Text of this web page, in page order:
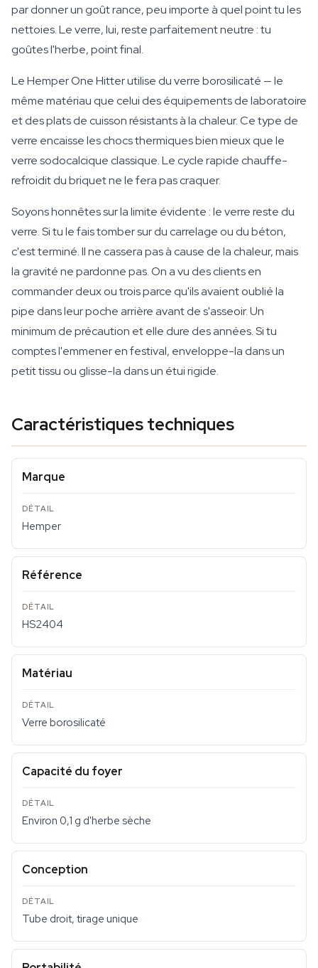
par donner un goût rance, peu importe à quel point tu les
nettoies. Le verre, lui, reste parfaitement neutre : tu
goûtes l'herbe, point final.
Le Hemper One Hitter utilise du verre borosilicaté — le
même matériau que celui des équipements de laboratoire
et des plats de cuisson résistants à la chaleur. Ce type de
verre encaisse les chocs thermiques bien mieux que le
verre sodocalcique classique. Le cycle rapide chauffe-
refroidit du briquet ne le fera pas craquer.
Soyons honnêtes sur la limite évidente : le verre reste du
verre. Si tu le fais tomber sur du carrelage ou du béton,
c'est terminé. Il ne cassera pas à cause de la chaleur, mais
la gravité ne pardonne pas. On a vu des clients en
commander deux ou trois parce qu'ils avaient oublié la
pipe dans leur poche arrière avant de s'asseoir. Un
minimum de précaution et elle dure des années. Si tu
comptes l'emmener en festival, enveloppe-la dans un
petit tissu ou glisse-la dans un étui rigide.
Caractéristiques techniques
Marque
Hemper
Référence
HS2404
Matériau
Verre borosilicaté
Capacité du foyer
Environ 0,1 g d'herbe sèche
Conception
Tube droit, tirage unique